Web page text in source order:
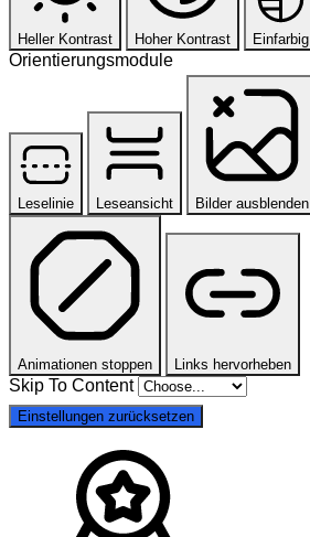
Heller Kontrast Hoher Kontrast Einfarbig
Orientierungsmodule
Leselinie Leseansicht Bilder ausblenden
Animationen stoppen Links hervorheben
Skip To Content
Einstellungen zurücksetzen